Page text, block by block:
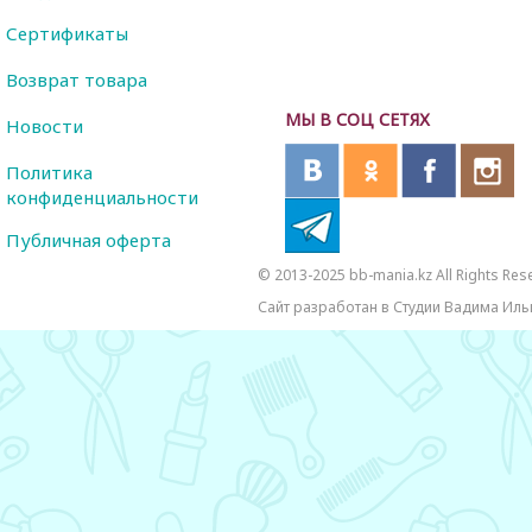
МЫ В СОЦ СЕТЯХ
Сертификаты
Возврат товара
Новости
Политика
конфиденциальности
Публичная оферта
© 2013-2025 bb-mania.kz All Rights
Сайт разработан в Студии Вадима